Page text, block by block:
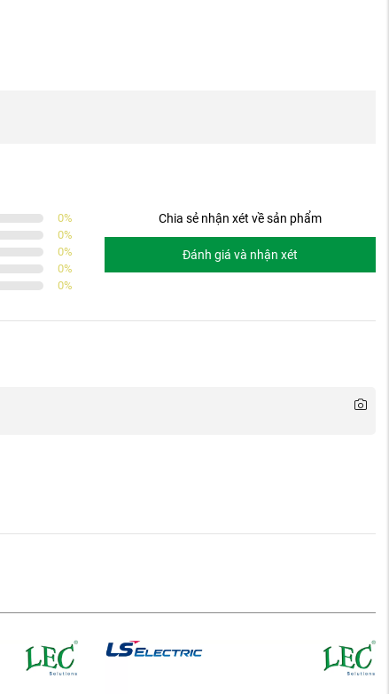
0%
0%
0%
0%
0%
Chia sẻ nhận xét về sản phẩm
Đánh giá và nhận xét